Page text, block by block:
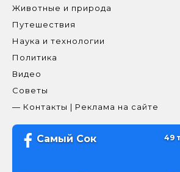
Животные и природа
Путешествия
Наука и технологии
Политика
Видео
Советы
— Контакты | Реклама на сайте
Самый Сок 49